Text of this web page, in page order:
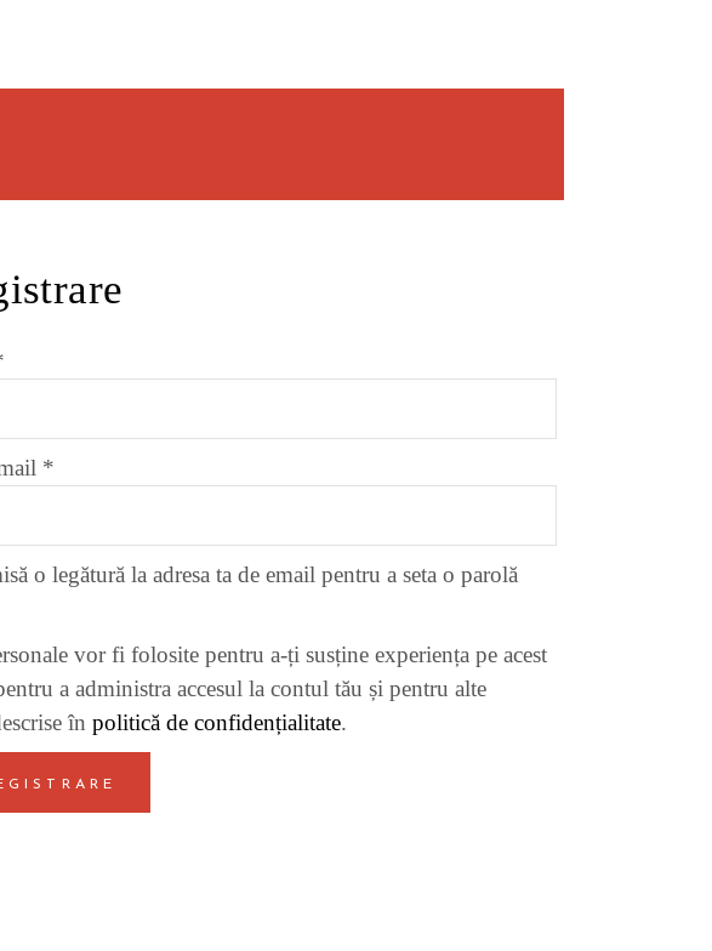
*
o legătură la adresa ta de email pentru a seta o parolă
vor fi folosite pentru a-ți susține experiența pe acest
a administra accesul la contul tău și pentru alte
în politică de confidențialitate.